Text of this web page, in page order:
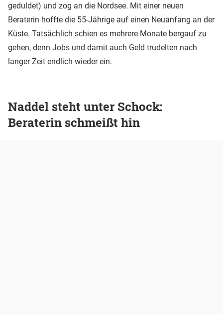
geduldet) und zog an die Nordsee. Mit einer neuen
Beraterin hoffte die 55-Jährige auf einen Neuanfang an der
Küste. Tatsächlich schien es mehrere Monate bergauf zu
gehen, denn Jobs und damit auch Geld trudelten nach
langer Zeit endlich wieder ein.
Naddel steht unter Schock:
Beraterin schmeißt hin